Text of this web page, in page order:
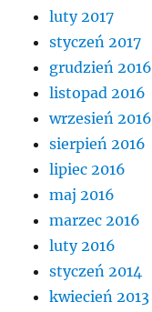
luty 2017
styczeń 2017
grudzień 2016
listopad 2016
wrzesień 2016
sierpień 2016
lipiec 2016
maj 2016
marzec 2016
luty 2016
styczeń 2014
kwiecień 2013